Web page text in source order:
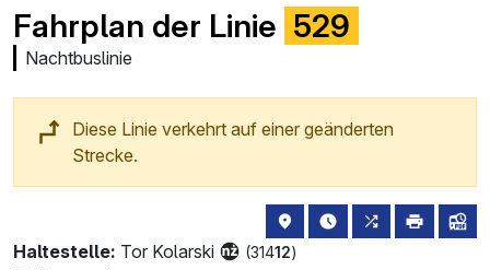
Fahrplan der Linie 529
Nachtbuslinie
Diese Linie verkehrt auf einer geänderten
Strecke.
Haltestelle: Tor Kolarski (31412)
Haltestellenstandort auf
die nächsten
alle Linien,
drucken